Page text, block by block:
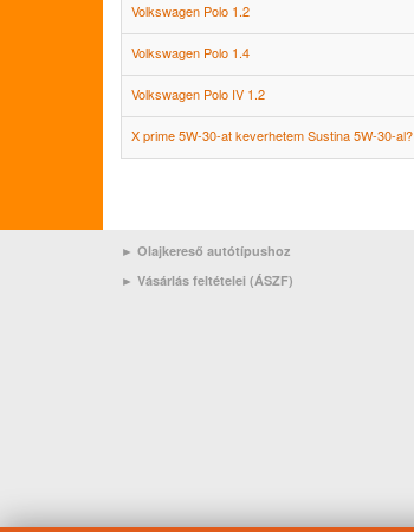
Volkswagen Polo 1.2
Volkswagen Polo 1.4
Volkswagen Polo IV 1.2
X prime 5W-30-at keverhetem Sustina 5W-30-al?
► Olajkereső autótípushoz
► Vásárlás feltételei (ÁSZF)